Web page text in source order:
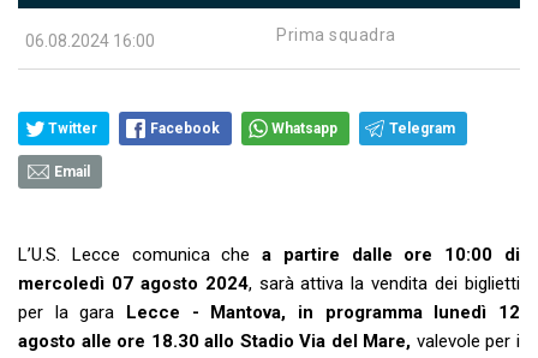
06.08.2024 16:00 Prima squadra
Twitter Facebook Whatsapp Telegram
Email
L’U.S. Lecce comunica chea partire dalle ore 10:00 di
mercoledì 07 agosto 2024, sarà attiva la vendita dei biglietti
per la gara Lecce - Mantova, in programma lunedì 12
agosto alle ore 18.30 allo Stadio Via del Mare, valevole per i